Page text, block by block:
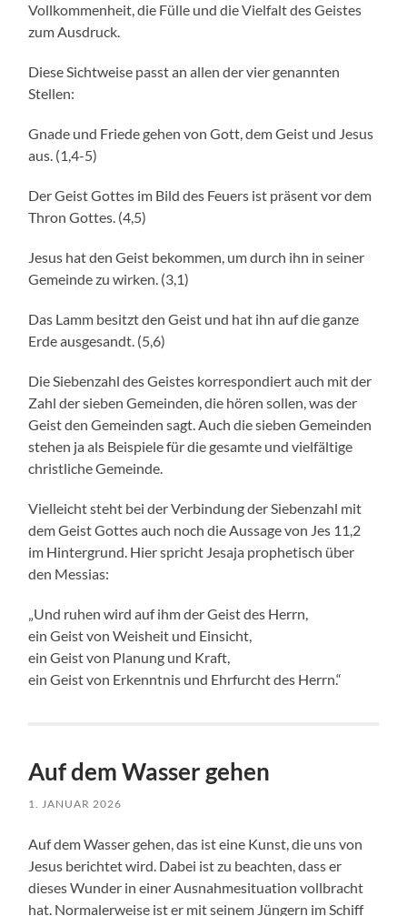
Vollkommenheit, die Fülle und die Vielfalt des Geistes
zum Ausdruck.
Diese Sichtweise passt an allen der vier genannten
Stellen:
Gnade und Friede gehen von Gott, dem Geist und Jesus
aus. (1,4-5)
Der Geist Gottes im Bild des Feuers ist präsent vor dem
Thron Gottes. (4,5)
Jesus hat den Geist bekommen, um durch ihn in seiner
Gemeinde zu wirken. (3,1)
Das Lamm besitzt den Geist und hat ihn auf die ganze
Erde ausgesandt. (5,6)
Die Siebenzahl des Geistes korrespondiert auch mit der
Zahl der sieben Gemeinden, die hören sollen, was der
Geist den Gemeinden sagt. Auch die sieben Gemeinden
stehen ja als Beispiele für die gesamte und vielfältige
christliche Gemeinde.
Vielleicht steht bei der Verbindung der Siebenzahl mit
dem Geist Gottes auch noch die Aussage von Jes 11,2
im Hintergrund. Hier spricht Jesaja prophetisch über
den Messias:
„Und ruhen wird auf ihm der Geist des Herrn,
ein Geist von Weisheit und Einsicht,
ein Geist von Planung und Kraft,
ein Geist von Erkenntnis und Ehrfurcht des Herrn.“
Auf dem Wasser gehen
1. JANUAR 2026
Auf dem Wasser gehen, das ist eine Kunst, die uns von
Jesus berichtet wird. Dabei ist zu beachten, dass er
dieses Wunder in einer Ausnahmesituation vollbracht
hat. Normalerweise ist er mit seinem Jüngern im Schiff